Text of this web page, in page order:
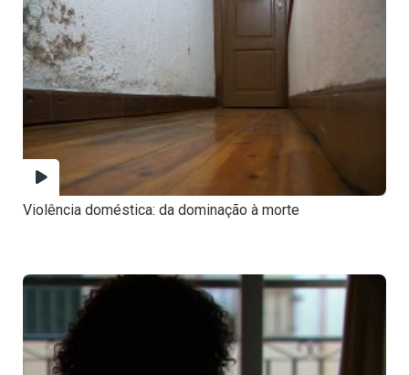
Violência doméstica: da dominação à morte